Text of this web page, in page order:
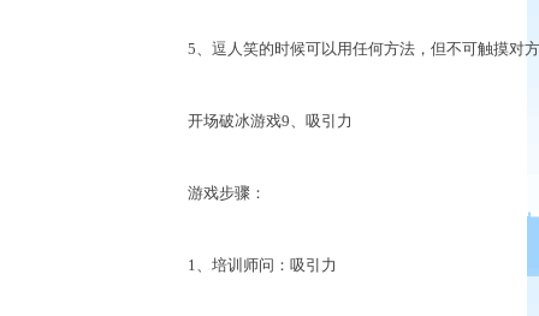
5、逗人笑的时候可以用任何方法，但不可触摸对方
开场破冰游戏9、吸引力
游戏步骤：
1、培训师问：吸引力